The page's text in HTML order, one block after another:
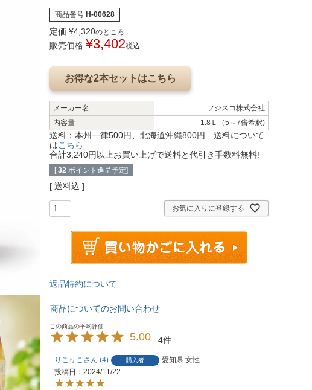
商品番号 H-00628
定価 ¥4,320のところ
販売価格 ¥3,402税込
お得な2本セットはこちら
メーカー名
フジスコ株式会社
内容量
1.8Ｌ（5～7倍希釈)
送料：本州一律500円、北海道沖縄800円 送料について
はこちら
合計3,240円以上お買い上げで送料と代引き手数料無料!
[ 32 ポイント進呈予定]
送料込
お気に入りに登録する
返品特約について
商品についてのお問い合わせ
5.00 4
りこりこ 4 購入者 愛知県 女性
投稿日
2024/11/22